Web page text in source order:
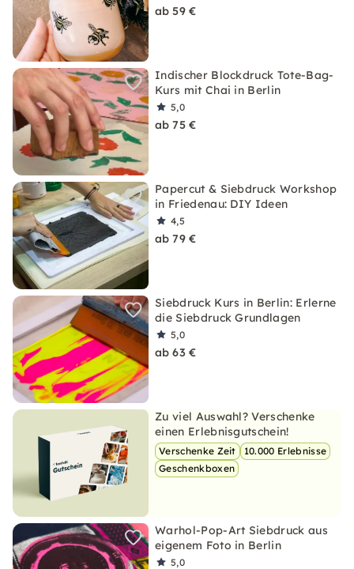
ab 59 €
Indischer Blockdruck Tote-Bag-
Kurs mit Chai in Berlin
5,0
ab 75 €
Papercut & Siebdruck Workshop
in Friedenau: DIY Ideen
4,5
ab 79 €
Siebdruck Kurs in Berlin: Erlerne
die Siebdruck Grundlagen
5,0
ab 63 €
Zu viel Auswahl? Verschenke
einen Erlebnisgutschein!
Verschenke Zeit
10.000 Erlebnisse
Geschenkboxen
Warhol-Pop-Art Siebdruck aus
eigenem Foto in Berlin
5,0